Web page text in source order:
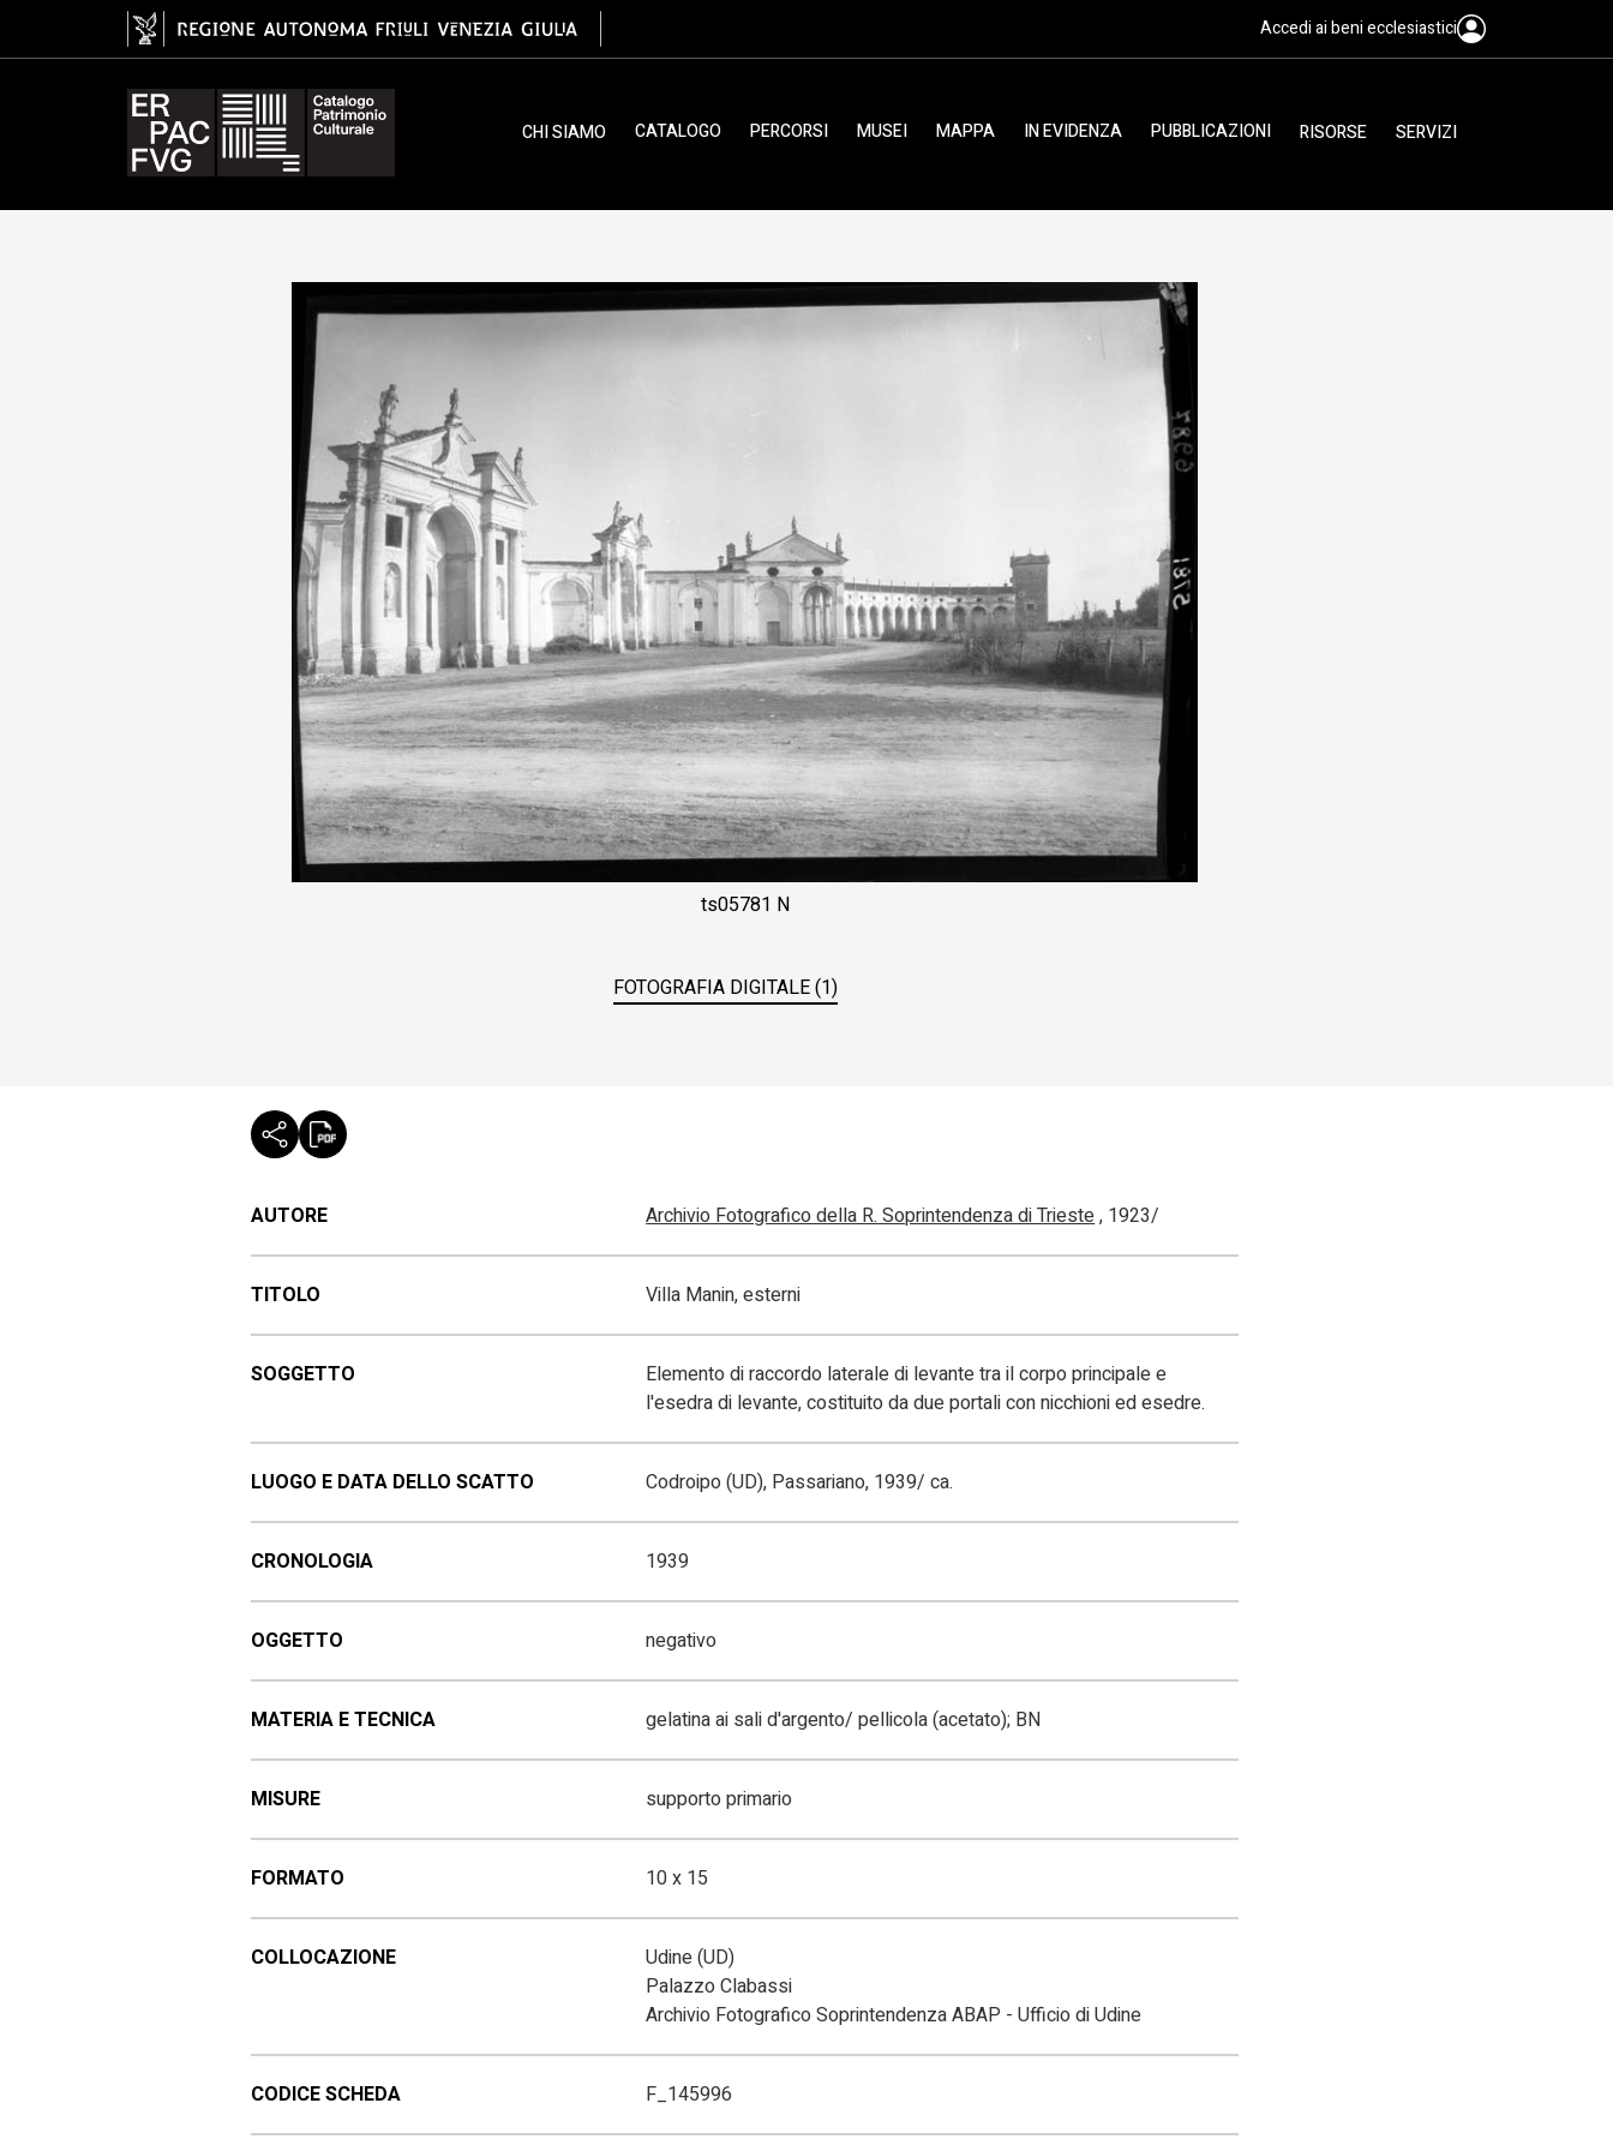
gelatina ai sali d'argento/ pellicola (acetato) Accedi ai beni ecclesiastici
CHI SIAMO CATALOGO PERCORSI MUSEI MAPPA IN EVIDENZA PUBBLICAZIONI RISORSE SERVIZI
ts05781 N
FOTOGRAFIA DIGITALE (1)
AUTORE Archivio Fotografico della R. Soprintendenza di Trieste, 1923/
TITOLO Villa Manin, esterni
SOGGETTO
Elemento di raccordo laterale di levante tra il corpo principale e
l'esedra di levante, costituito da due portali con nicchioni ed esedre.
LUOGO E DATA DELLO SCATTO Codroipo (UD), Passariano, 1939/ ca.
CRONOLOGIA 1939
OGGETTO negativo
MATERIA E TECNICA gelatina ai sali d'argento/ pellicola (acetato); BN
MISURE supporto primario
FORMATO 10 x 15
COLLOCAZIONE
Udine (UD)
Palazzo Clabassi
Archivio Fotografico Soprintendenza ABAP - Ufficio di Udine
CODICE SCHEDA F_145996